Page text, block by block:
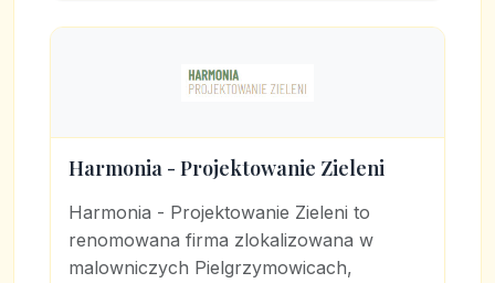
Harmonia - Projektowanie Zieleni
Harmonia - Projektowanie Zieleni to
renomowana firma zlokalizowana w
malowniczych Pielgrzymowicach,